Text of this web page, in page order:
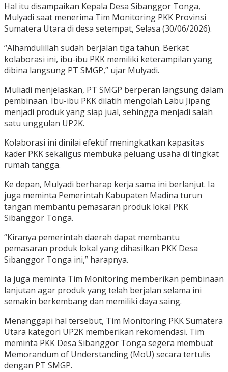
Hal itu disampaikan Kepala Desa Sibanggor Tonga,
Mulyadi saat menerima Tim Monitoring PKK Provinsi
Sumatera Utara di desa setempat, Selasa (30/06/2026).
“Alhamdulillah sudah berjalan tiga tahun. Berkat
kolaborasi ini, ibu-ibu PKK memiliki keterampilan yang
dibina langsung PT SMGP,” ujar Mulyadi.
Muliadi menjelaskan, PT SMGP berperan langsung dalam
pembinaan. Ibu-ibu PKK dilatih mengolah Labu Jipang
menjadi produk yang siap jual, sehingga menjadi salah
satu unggulan UP2K.
Kolaborasi ini dinilai efektif meningkatkan kapasitas
kader PKK sekaligus membuka peluang usaha di tingkat
rumah tangga.
Ke depan, Mulyadi berharap kerja sama ini berlanjut. Ia
juga meminta Pemerintah Kabupaten Madina turun
tangan membantu pemasaran produk lokal PKK
Sibanggor Tonga.
“Kiranya pemerintah daerah dapat membantu
pemasaran produk lokal yang dihasilkan PKK Desa
Sibanggor Tonga ini,” harapnya.
Ia juga meminta Tim Monitoring memberikan pembinaan
lanjutan agar produk yang telah berjalan selama ini
semakin berkembang dan memiliki daya saing.
Menanggapi hal tersebut, Tim Monitoring PKK Sumatera
Utara kategori UP2K memberikan rekomendasi. Tim
meminta PKK Desa Sibanggor Tonga segera membuat
Memorandum of Understanding (MoU) secara tertulis
dengan PT SMGP.